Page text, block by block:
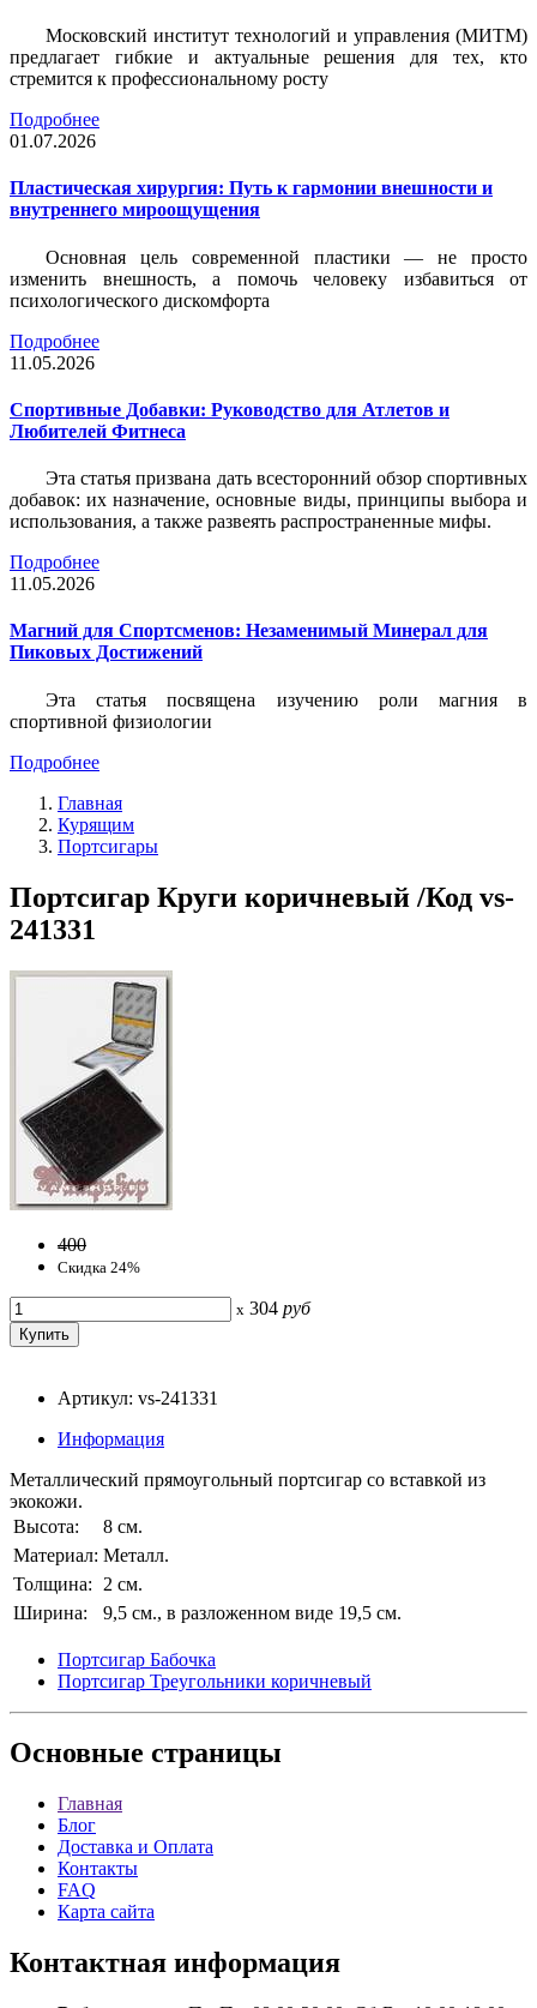
Московский институт технологий и управления (МИТМ)
предлагает гибкие и актуальные решения для тех, кто
стремится к профессиональному росту
Подробнее
01.07.2026
Пластическая хирургия: Путь к гармонии внешности и
внутреннего мироощущения
Основная цель современной пластики — не просто
изменить внешность, а помочь человеку избавиться от
психологического дискомфорта
Подробнее
11.05.2026
Спортивные Добавки: Руководство для Атлетов и
Любителей Фитнеса
Эта статья призвана дать всесторонний обзор спортивных
добавок: их назначение, основные виды, принципы выбора и
использования, а также развеять распространенные мифы.
Подробнее
11.05.2026
Магний для Спортсменов: Незаменимый Минерал для
Пиковых Достижений
Эта статья посвящена изучению роли магния в
спортивной физиологии
Подробнее
Главная
Курящим
Портсигары
Портсигар Круги коричневый /Код vs-
241331
400
Скидка 24%
x 304 руб
Артикул: vs-241331
Информация
Металлический прямоугольный портсигар со вставкой из
экокожи.
Высота:
8 см.
Материал: Металл.
Толщина:
2 см.
Ширина:
9,5 см., в разложенном виде 19,5 см.
Портсигар Бабочка
Портсигар Треугольники коричневый
Основные страницы
Главная
Блог
Доставка и Оплата
Контакты
FAQ
Карта сайта
Контактная информация